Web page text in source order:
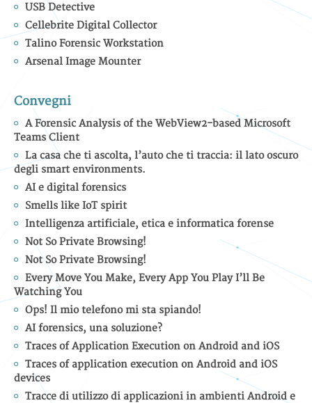
USB Detective
Cellebrite Digital Collector
Talino Forensic Workstation
Arsenal Image Mounter
Convegni
A Forensic Analysis of the WebView2-based Microsoft
Teams Client
La casa che ti ascolta, l’auto che ti traccia: il lato oscuro
degli smart environments.
AI e digital forensics
Smells like IoT spirit
Intelligenza artificiale, etica e informatica forense
Not So Private Browsing!
Not So Private Browsing!
Every Move You Make, Every App You Play I’ll Be
Watching You
Ops! Il mio telefono mi sta spiando!
AI forensics, una soluzione?
Traces of Application Execution on Android and iOS
Traces of application execution on Android and iOS
devices
Tracce di utilizzo di applicazioni in ambienti Android e